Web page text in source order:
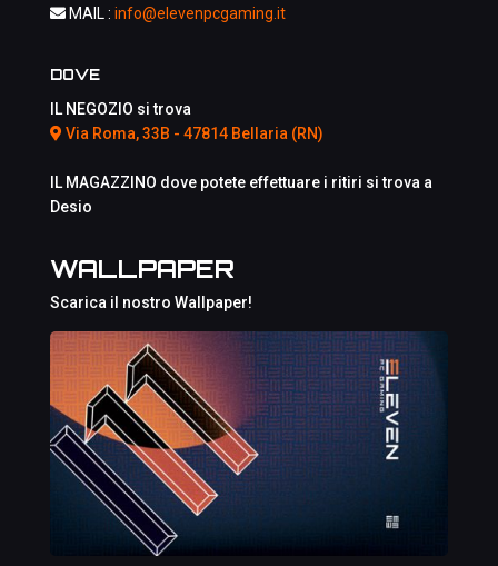
MAIL : info@elevenpcgaming.it
DOVE
IL NEGOZIO si trova
Via Roma, 33B - 47814 Bellaria (RN)
IL MAGAZZINO dove potete effettuare i ritiri si trova a
Desio
WALLPAPER
Scarica il nostro Wallpaper!